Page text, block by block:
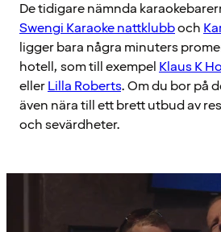
De tidigare nämnda
Swengi Karaoke nattklubboch
ligger bara några minuters
hotell, som till exempel Klaus K
ellerLilla Roberts. Om du bor på
även nära till ett brett utbud av
och sevärdheter.